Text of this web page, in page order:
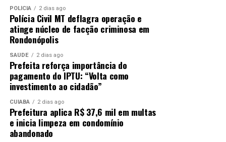
POLÍCIA 2 dias ago
Polícia Civil MT deflagra operação e
atinge núcleo de facção criminosa em
Rondonópolis
SAÚDE 2 dias ago
Prefeita reforça importância do
pagamento do IPTU: “Volta como
investimento ao cidadão”
CUIABÁ 2 dias ago
Prefeitura aplica R$ 37,6 mil em multas
e inicia limpeza em condomínio
abandonado